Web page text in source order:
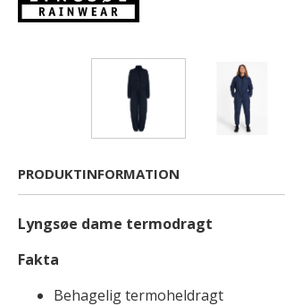
PRODUKTINFORMATION
Lyngsøe dame termodragt
Fakta
Behagelig termoheldragt